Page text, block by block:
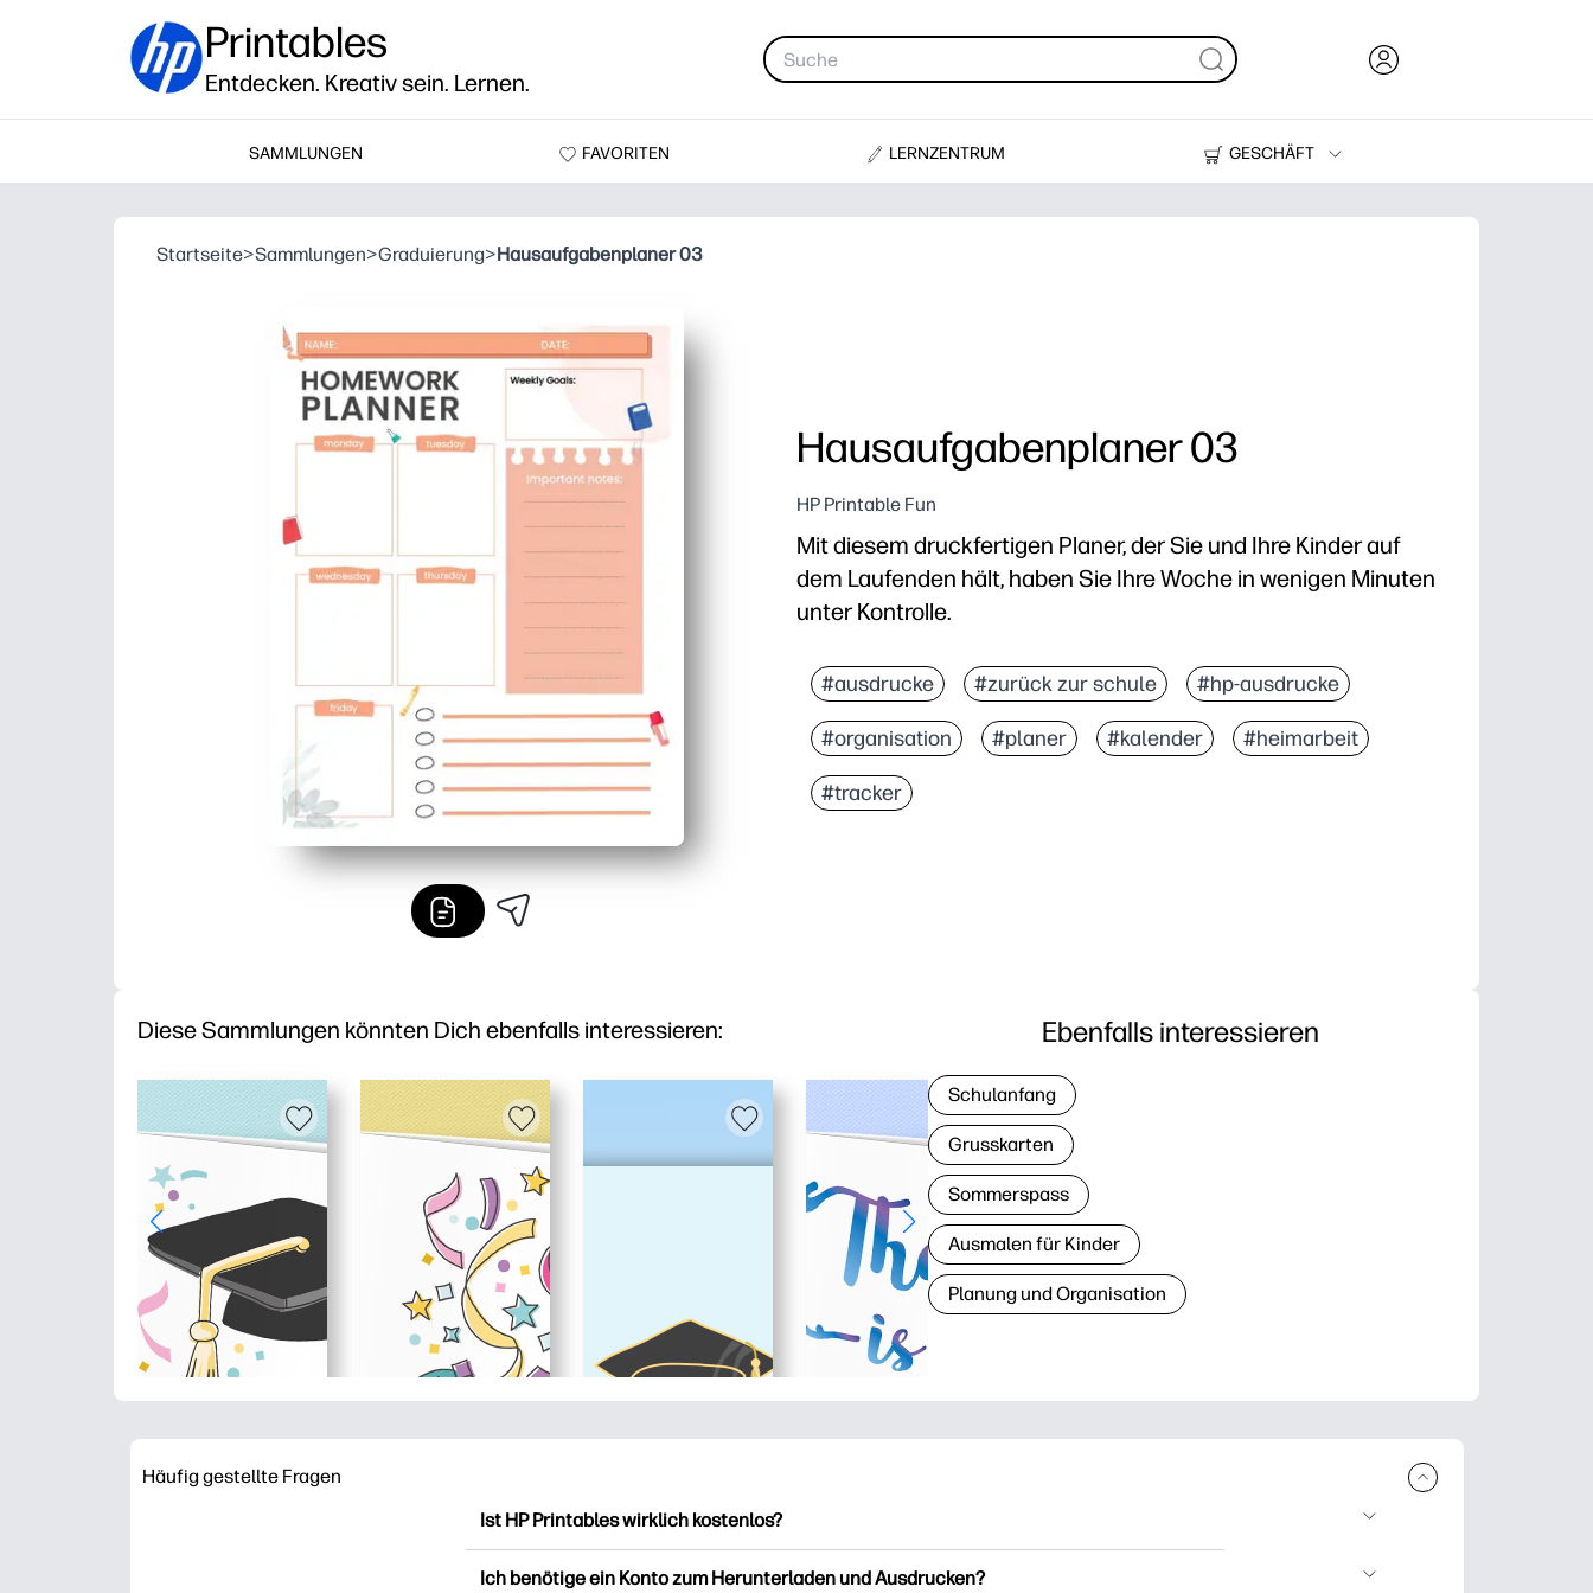
Printables
Entdecken. Kreativ sein. Lernen.
SAMMLUNGEN FAVORITEN LERNZENTRUM
GESCHÄFT
Drucker
Startseite>Sammlungen>Graduierung>Hausaufgabenplaner 03
Hausaufgabenplaner 03
HP Printable Fun
Mit diesem druckfertigen Planer, der Sie und Ihre Kinder auf
dem Laufenden hält, haben Sie Ihre Woche in wenigen Minuten
unter Kontrolle.
Keine Vorbereitung — einfach ausdrucken und mit der Planung beginnen,
Das übersichtliche, kinderfreundliche Layout sorgt dafür, dass Termine,
Vielseitig für zu Hause, in der Schule oder im Klassenzimmer — verfolge
Wiederverwendbar und gemeinsam nutzbar — drucken Sie so viele Kopien
#ausdrucke #zurück zur schule #hp-ausdrucke
#organisation #planer #kalender #heimarbeit
#tracker
Diese Sammlungen könnten Dich ebenfalls interessieren: Ebenfalls interessieren
Schulanfang
Grusskarten
Sommerspass
Ausmalen für Kinder
Planung und Organisation
Häufig gestellte Fragen
Ist HP Printables wirklich kostenlos?
Ich benötige ein Konto zum Herunterladen und Ausdrucken?